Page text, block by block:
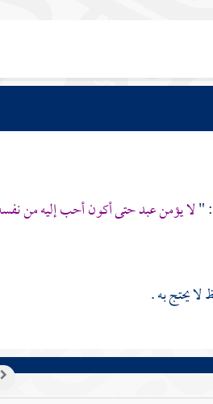
"لا يؤمن عبد حتى أكون أحب إليه من
يحتج به .